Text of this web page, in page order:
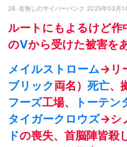
28. 名無しのサイバーパンク 2025年03月
ルートにもよるけど作
のVから受けた被害を
メイルストローム→リ
ブリック両名） 死亡、
フーズ工場、 トーテン
タイガークロウズ→シ
ドの喪失、首脳陣皆殺